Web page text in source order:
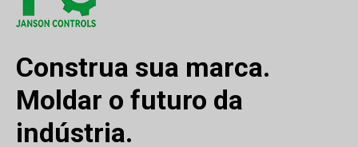
Construa sua marca.
Moldar o futuro da
indústria.